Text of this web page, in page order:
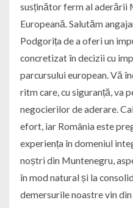
susținător ferm al aderării
Europeană. Salutăm
Podgorița de a oferi un
concretizat în decizii cu
parcursului european. Vă
ritm care, cu siguranță, va
negocierilor de aderare.
efort, iar România este
experiența în domeniul
noștri din Muntenegru,
în mod natural și la
demersurile noastre vin